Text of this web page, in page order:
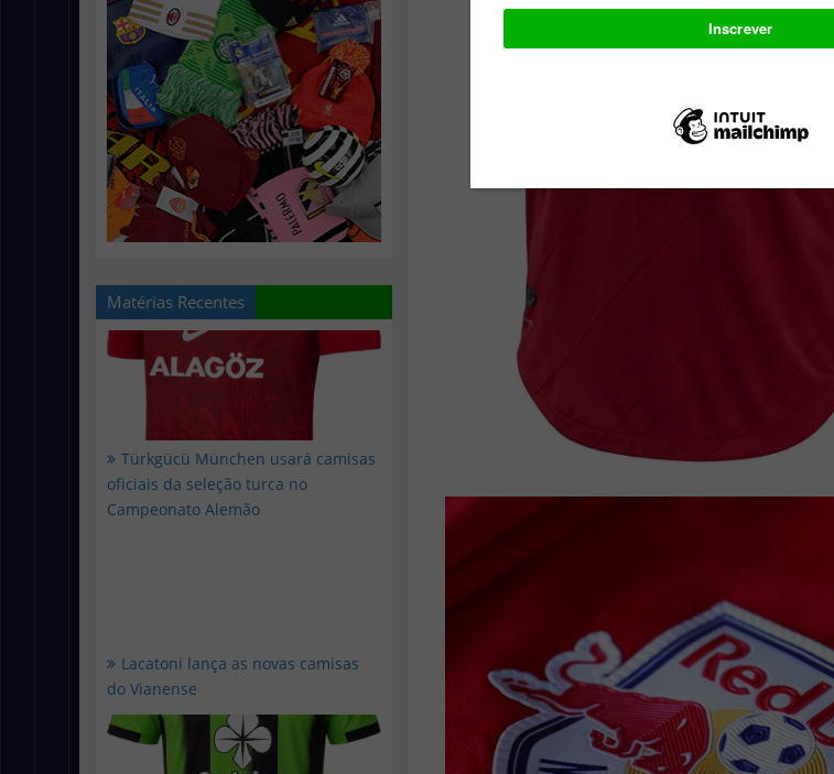
Matérias Recentes
Türkgücü München usará camisas
oficiais da seleção turca no
Campeonato Alemão
Lacatoni lança as novas camisas
do Vianense